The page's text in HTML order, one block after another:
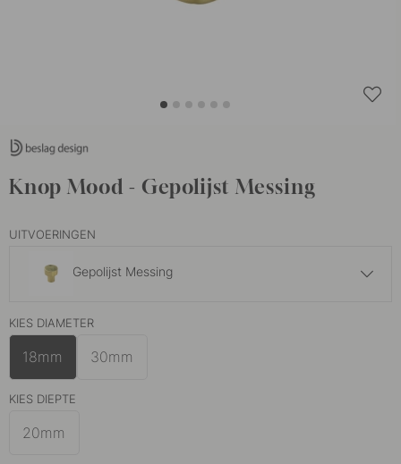
Knop Mood - Gepolijst Messing
UITVOERINGEN
Gepolijst Messing
Geborsteld Messing
Mat Zwart
KIES DIAMETER
18mm 30mm
KIES DIEPTE
20mm